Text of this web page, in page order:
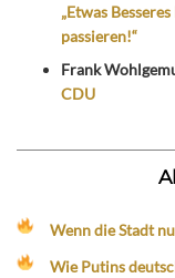
„Etwas
passieren!“
Frank
CDU
Wenn die Stadt
Wie Putins